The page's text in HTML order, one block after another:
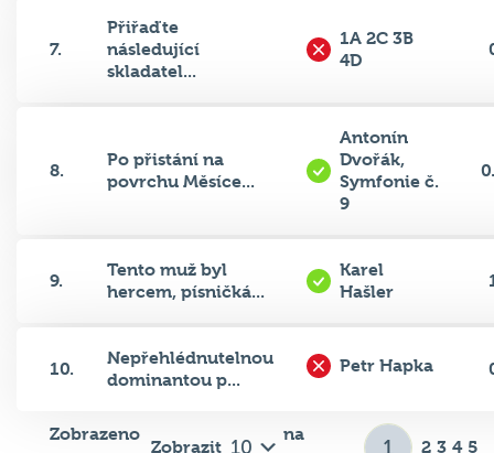
7.
Přiřaďte
následující
skladatel...
1A 2C 3B
4D
8.
Po přistání na
povrchu Měsíce...
Antonín
Dvořák,
Symfonie č.
9
9.
Tento muž byl
hercem, písničká...
Karel
Hašler
10.
Nepřehlédnutelnou
dominantou p...
Petr Hapka
Zobrazeno
Zobrazit
na
2 3 4 5